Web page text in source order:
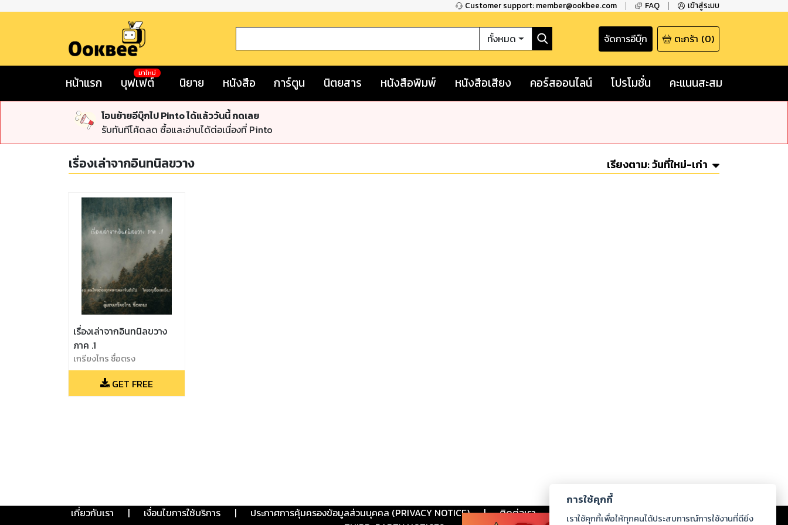
Customer support: member@ookbee.com FAQ เข้าสู่ระบบ
ทั้งหมด จัดการอีบุ๊ก ตะกร้า (0)
หน้าแรก บุฟเฟต์
มาใหม่
นิยาย หนังสือ การ์ตูน นิตยสาร หนังสือพิมพ์ หนังสือเสียง คอร์สออนไลน์ โปรโมชั่น คะแนนสะสม
โอนย้ายอีบุ๊กไป Pinto ได้แล้ววันนี้ กดเลย
รับทันทีโค้ดลด ซื้อและอ่านได้ต่อเนื่องที่ Pinto
เรื่องเล่าจากอินทนิลขวาง เรียงตาม:วันที่ใหม่-เก่า
เรื่องเล่าจากอินทนิลขวาง
ภาค .1
เกรียงไกร ซื่อตรง
GET FREE
เกี่ยวกับเรา | เงื่อนไขการใช้บริการ | ประกาศการคุ้มครองข้อมูลส่วนบุคคล (PRIVACY NOTICE) | ติดต่อเรา ร่วมงานกับเรา ดาวน์โหลด
การใช้คุกกี้
เราใช้คุกกี้เพื่อให้ทุกคนได้ประสบการณ์การใช้งานที่ดียิ่ง